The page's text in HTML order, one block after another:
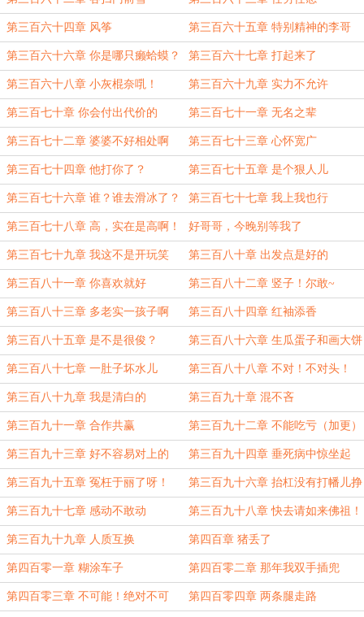
第三百六十四章 风筝 第三百六十五章 特别精神的李哥
第三百六十六章 你是哪只癞蛤蟆？ 第三百六十七章 打起来了
第三百六十八章 小灰棍奈啂！ 第三百六十九章 实力不允许
第三百七十章 你会付出代价的 第三百七十一章 无名之辈
第三百七十二章 婆婆不好相处啊 第三百七十三章 心怀宽广
第三百七十四章 他打你了？ 第三百七十五章 是个狠人儿
第三百七十六章 谁？谁去滑冰了？ 第三百七十七章 我上我也行
第三百七十八章 高，实在是高啊！ 好哥哥，今晚别等我了
第三百七十九章 我这不是开玩笑 第三百八十章 出发点是好的
第三百八十一章 你喜欢就好 第三百八十二章 竖子！尔敢~
第三百八十三章 多老实一孩子啊 第三百八十四章 红袖添香
第三百八十五章 是不是很俊？ 第三百八十六章 生瓜蛋子和画大饼
第三百八十七章 一肚子坏水儿 第三百八十八章 不对！不对头！
第三百八十九章 我是清白的 第三百九十章 混不吝
第三百九十一章 合作共赢 第三百九十二章 不能吃亏（加更）
第三百九十三章 好不容易对上的 第三百九十四章 垂死病中惊坐起
第三百九十五章 冤枉于丽了呀！ 第三百九十六章 抬杠没有打幡儿挣
得多
第三百九十七章 感动不敢动 第三百九十八章 快去请如来佛祖！
第三百九十九章 人质互换 第四百章 猪丢了
第四百零一章 糊涂车子 第四百零二章 那年我双手插兜
第四百零三章 不可能！绝对不可 第四百零四章 两条腿走路